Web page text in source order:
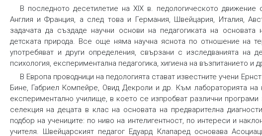
В последното десетилетие на ХІХ в. педологическото
Англия и Франция, а след това и Германия, Швейцария, Италия,
задачата да създаде научни основи на педагогиката на
детската природа. Все още няма научна яснота по отношение на
употребяват и други определения, свързани с изследванията на
психология, експериментална педагогика, хигиена на възпитанието и
В Европа проводници на педологията стават известните учени
Бине, Габриел Компейре, Овид Декроли и др. Към лабораторията
експериментално училище, в което се изпробват различни
селекция на децата в клас на основата на предварителна
подбор на учениците: по ниво на интелигентност, по интереси и
учителя. Швейцарският педагог Едуард Клапаред основава